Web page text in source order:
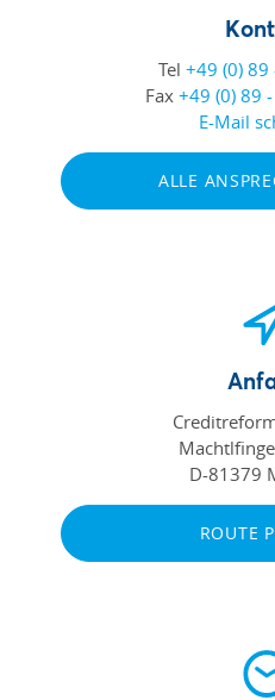
Tel +49 (0)
Fax +49 (0) 89
E-Mail
ALLE
D-81379
ROUTE